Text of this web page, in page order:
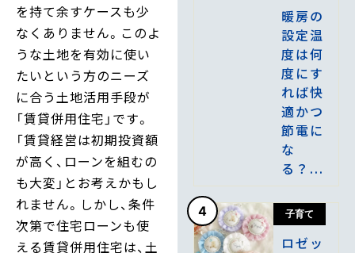
を持て余すケースも少
なくありません。このよ
うな土地を有効に使い
たいという方のニーズ
に合う土地活用手段が
「賃貸併用住宅」です。
「賃貸経営は初期投資額
が高く、ローンを組むの
も大変」とお考えかもし
れません。しかし、条件
次第で住宅ローンも使
える賃貸併用住宅は、土
暖房の
設定温
度は何
度にす
れば快
適かつ
節電に
な
る？...
4 子育て
ロゼッ